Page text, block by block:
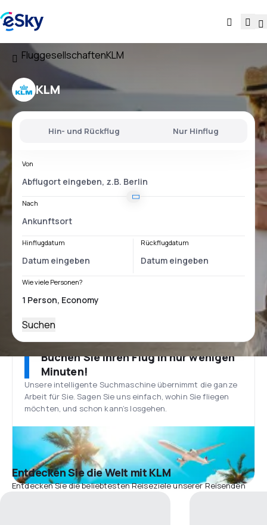
FluggesellschaftenKLM
KLM
Hin- und Rückflug Nur Hinflug
Von
Nach
Hinflugdatum Rückflugdatum
Wie viele Personen?
Suchen
Buchen Sie Ihren Flug in nur wenigen
Minuten!
Unsere intelligente Suchmaschine übernimmt die ganze
Arbeit für Sie. Sagen Sie uns einfach, wohin Sie fliegen
möchten, und schon kann’s losgehen.
Entdecken Sie die Welt mit KLM
Entdecken Sie die beliebtesten Reiseziele unserer Reisenden